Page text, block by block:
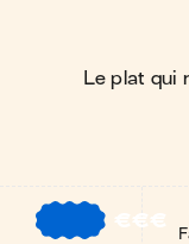
Le plat qui
€€€